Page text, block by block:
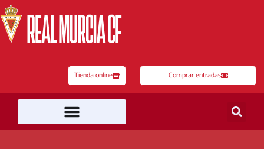
al
contenido
Tienda online Comprar entradas